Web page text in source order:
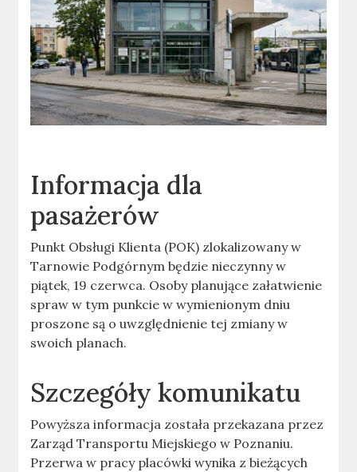
Informacja dla
pasażerów
Punkt Obsługi Klienta (POK) zlokalizowany w
Tarnowie Podgórnym będzie nieczynny w
piątek, 19 czerwca. Osoby planujące załatwienie
spraw w tym punkcie w wymienionym dniu
proszone są o uwzględnienie tej zmiany w
swoich planach.
Szczegóły komunikatu
Powyższa informacja została przekazana przez
Zarząd Transportu Miejskiego w Poznaniu.
Przerwa w pracy placówki wynika z bieżących